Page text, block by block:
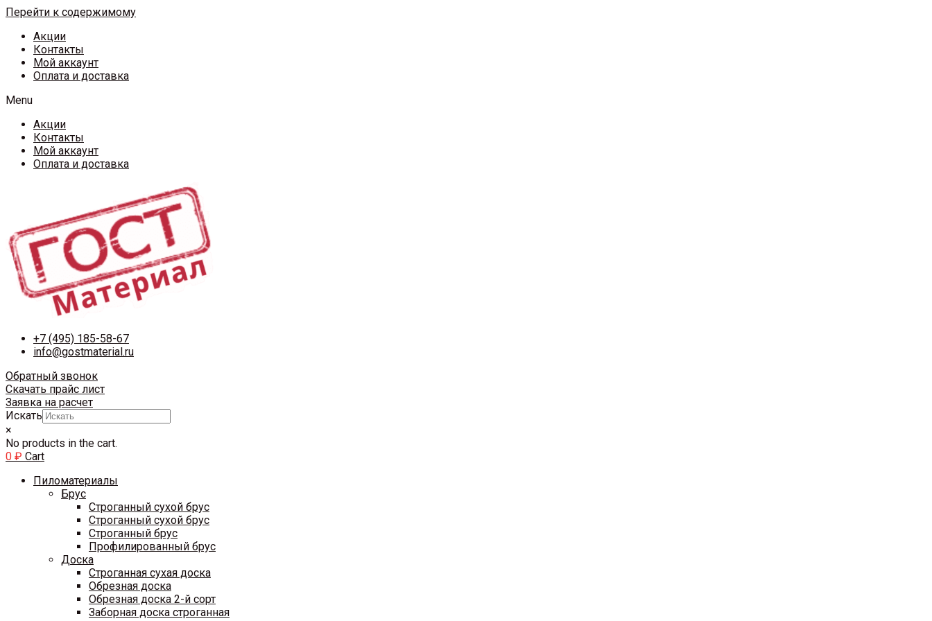
Перейти к содержимому
Акции
Контакты
Мой аккаунт
Оплата и доставка
Menu
Акции
Контакты
Мой аккаунт
Оплата и доставка
+7 (495) 185-58-67
info@gostmaterial.ru
Обратный звонок
Скачать прайс лист
Заявка на расчет
Искать
×
No products in the cart.
0 ₽ Cart
Пиломатериалы
Брус
Строганный сухой брус
Строганный сухой брус
Строганный брус
Профилированный брус
Доска
Строганная сухая доска
Обрезная доска
Обрезная доска 2-й сорт
Заборная доска строганная